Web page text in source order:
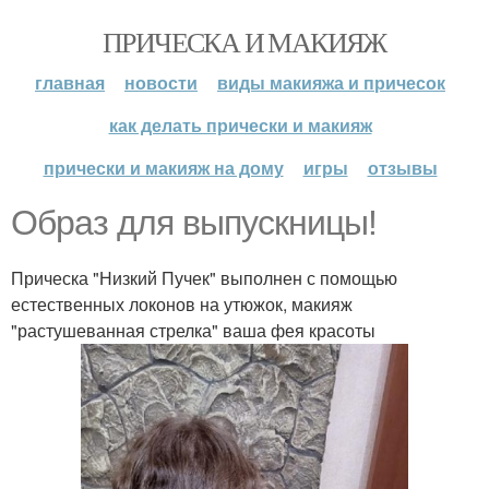
ПРИЧЕСКА И МАКИЯЖ
главная новости
виды макияжа и причесок
как делать прически и макияж
прически и макияж на дому
игры отзывы
Образ для выпускницы!
Прическа "Низкий Пучек" выполнен с помощью
естественных локонов на утюжок, макияж
"растушеванная стрелка" ваша фея красоты